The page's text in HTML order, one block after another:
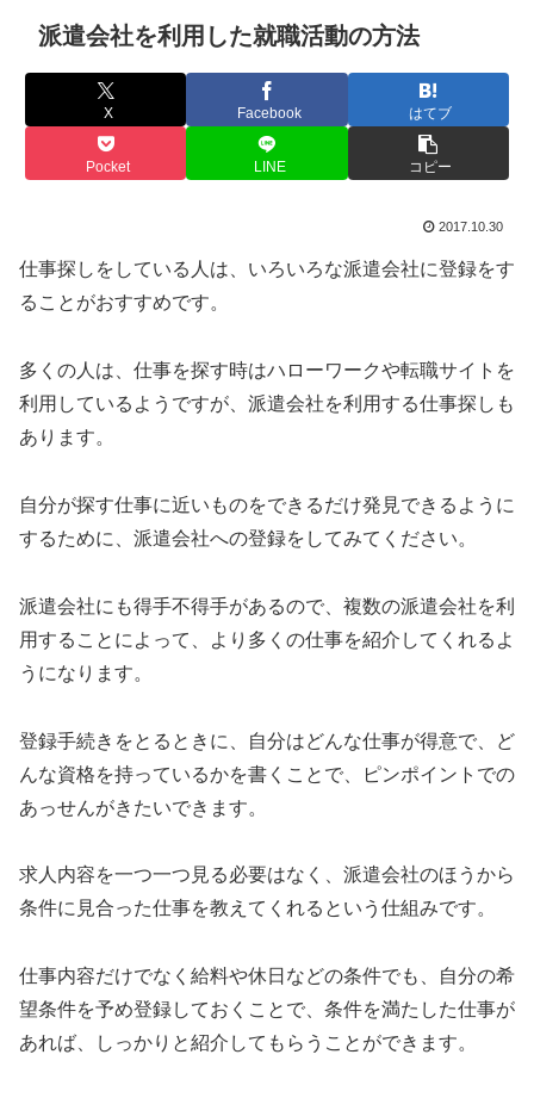
派遣会社を利用した就職活動の方法
X Facebook はてブ
Pocket LINE コピー
2017.10.30
仕事探しをしている人は、いろいろな派遣会社に登録をす
ることがおすすめです。
多くの人は、仕事を探す時はハローワークや転職サイトを
利用しているようですが、派遣会社を利用する仕事探しも
あります。
自分が探す仕事に近いものをできるだけ発見できるように
するために、派遣会社への登録をしてみてください。
派遣会社にも得手不得手があるので、複数の派遣会社を利
用することによって、より多くの仕事を紹介してくれるよ
うになります。
登録手続きをとるときに、自分はどんな仕事が得意で、ど
んな資格を持っているかを書くことで、ピンポイントでの
あっせんがきたいできます。
求人内容を一つ一つ見る必要はなく、派遣会社のほうから
条件に見合った仕事を教えてくれるという仕組みです。
仕事内容だけでなく給料や休日などの条件でも、自分の希
望条件を予め登録しておくことで、条件を満たした仕事が
あれば、しっかりと紹介してもらうことができます。